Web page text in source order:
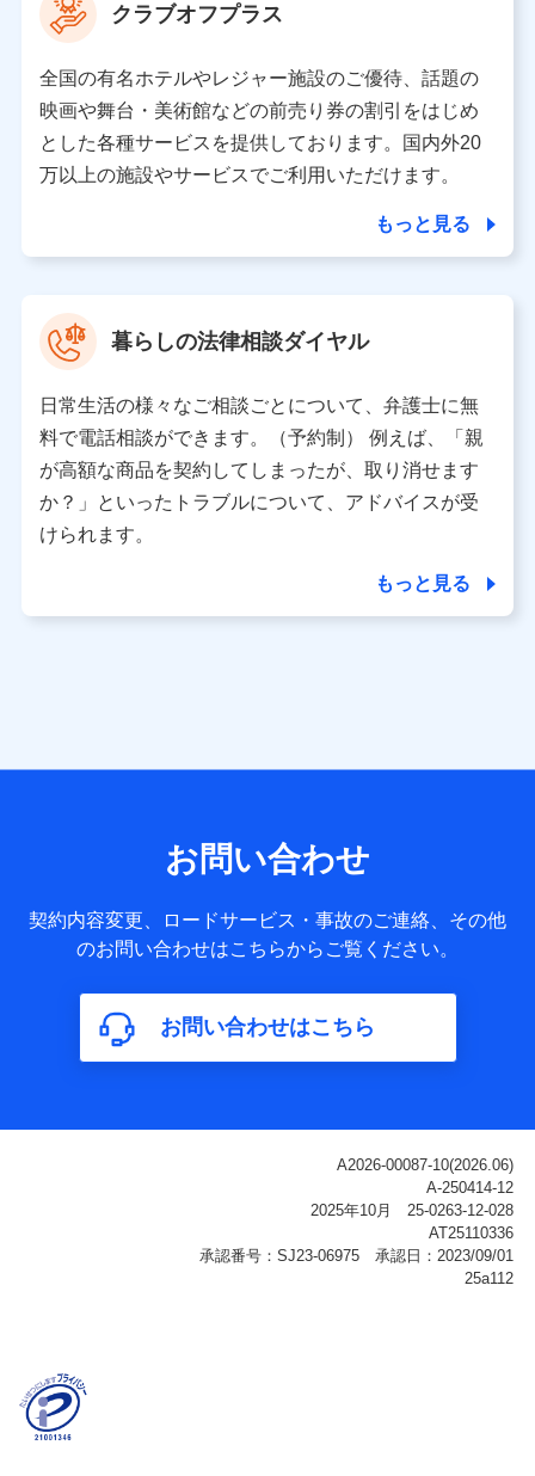
【当該個人データの管理について責任を有する者の名称・住
所・代表者名】
当該個人データを取り扱う各共同利用者（詳細は次のとお
り）
東京都千代田区永田町2丁目11番1号 山王パークタワー
株式会社NTTドコモ 代表取締役社長 前田 義晃
東京都中央区日本橋人形町2-14-10 アーバンネット日本橋
ビル 3F
※ 当社および株式会社NTTドコモは、お客さまの情報を利
データ憲章」に定める行動原則を順守します 。
※ パーソナルデータダッシュボードの「第三者提供の管
理」の設定状態にかかわらず、共同利用する場合がありま
※ dポイントクラブ会員ではないお客さま（2019年12月11
日以降、一度もdポイントクラブ会員であったことがないお
個人データは、こちら の利用目的の範囲内に限って共同利
用します。
サービス提供等を通じて取得した、以下の情報などの個人デ
基本情報
氏名、電話番号、メールアドレス、お客さまの識別子、
属性、連絡先、dポイントサービスのご利用に関する情
構成、住所、dポイント残高、dポイント利用履歴などが
含まれます。
利用情報
ご契約状態・ご利用履歴インターネット利用時の行動に
関する情報、アプリケーション利用時の行動に関する情
報、購入されたサービスや商品の名称・購入場所・決済
に関する情報、アンケートの回答に関する情報などが含
名、住所、生年月日、性別、保険契約者と被保険者の関
係、保険加入の目的、保険商品の内容、保険料、保険料
のお支払方法、車のメーカーや走行距離などの情報、建
クラブオフプラス
全国の有名ホテルやレジャー施設のご優待、話題の
映画や舞台・美術館などの前売り券の割引をはじめ
とした各種サービスを提供しております。国内外20
万以上の施設やサービスでご利用いただけます。
もっと見る
暮らしの法律相談ダイヤル
日常生活の様々なご相談ごとについて、弁護士に無
料で電話相談ができます。（予約制） 例えば、「親
が高額な商品を契約してしまったが、取り消せます
か？」といったトラブルについて、アドバイスが受
けられます。
もっと見る
お問い合わせ
契約内容変更、ロードサービス・事故のご連絡、その他
のお問い合わせはこちらからご覧ください。
お問い合わせはこちら